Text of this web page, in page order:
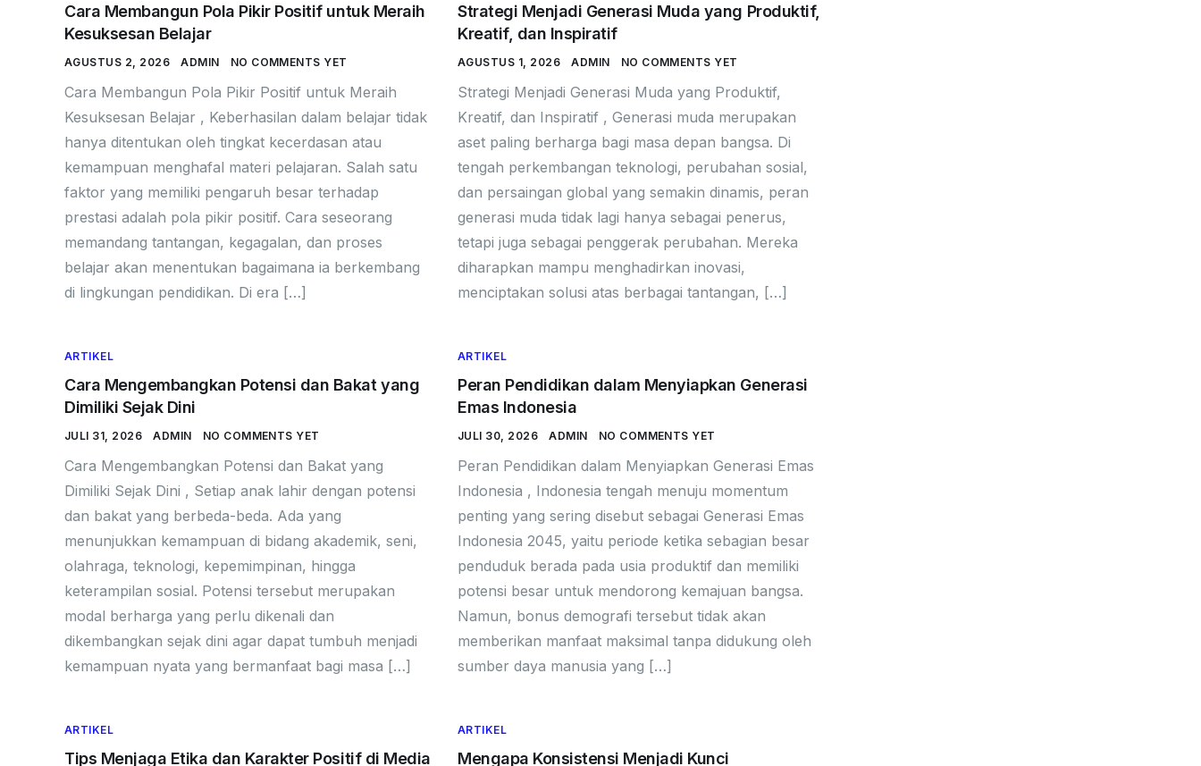
Cara Membangun Pola Pikir Positif untuk Meraih
Kesuksesan Belajar
AGUSTUS 2, 2026 ADMIN NO COMMENTS YET
Cara Membangun Pola Pikir Positif untuk Meraih
Kesuksesan Belajar , Keberhasilan dalam belajar tidak
hanya ditentukan oleh tingkat kecerdasan atau
kemampuan menghafal materi pelajaran. Salah satu
faktor yang memiliki pengaruh besar terhadap
prestasi adalah pola pikir positif. Cara seseorang
memandang tantangan, kegagalan, dan proses
belajar akan menentukan bagaimana ia berkembang
di lingkungan pendidikan. Di era […]
Strategi Menjadi Generasi Muda yang Produktif,
Kreatif, dan Inspiratif
AGUSTUS 1, 2026 ADMIN NO COMMENTS YET
Strategi Menjadi Generasi Muda yang Produktif,
Kreatif, dan Inspiratif , Generasi muda merupakan
aset paling berharga bagi masa depan bangsa. Di
tengah perkembangan teknologi, perubahan sosial,
dan persaingan global yang semakin dinamis, peran
generasi muda tidak lagi hanya sebagai penerus,
tetapi juga sebagai penggerak perubahan. Mereka
diharapkan mampu menghadirkan inovasi,
menciptakan solusi atas berbagai tantangan, […]
ARTIKEL
Cara Mengembangkan Potensi dan Bakat yang
Dimiliki Sejak Dini
JULI 31, 2026 ADMIN NO COMMENTS YET
Cara Mengembangkan Potensi dan Bakat yang
Dimiliki Sejak Dini , Setiap anak lahir dengan potensi
dan bakat yang berbeda-beda. Ada yang
menunjukkan kemampuan di bidang akademik, seni,
olahraga, teknologi, kepemimpinan, hingga
keterampilan sosial. Potensi tersebut merupakan
modal berharga yang perlu dikenali dan
dikembangkan sejak dini agar dapat tumbuh menjadi
kemampuan nyata yang bermanfaat bagi masa […]
ARTIKEL
Peran Pendidikan dalam Menyiapkan Generasi
Emas Indonesia
JULI 30, 2026 ADMIN NO COMMENTS YET
Peran Pendidikan dalam Menyiapkan Generasi Emas
Indonesia , Indonesia tengah menuju momentum
penting yang sering disebut sebagai Generasi Emas
Indonesia 2045, yaitu periode ketika sebagian besar
penduduk berada pada usia produktif dan memiliki
potensi besar untuk mendorong kemajuan bangsa.
Namun, bonus demografi tersebut tidak akan
memberikan manfaat maksimal tanpa didukung oleh
sumber daya manusia yang […]
ARTIKEL
Tips Menjaga Etika dan Karakter Positif di Media
ARTIKEL
Mengapa Konsistensi Menjadi Kunci